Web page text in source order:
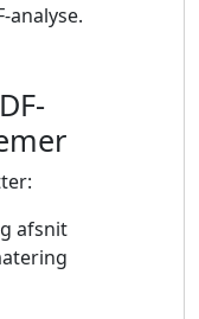
analyse.
afsnit